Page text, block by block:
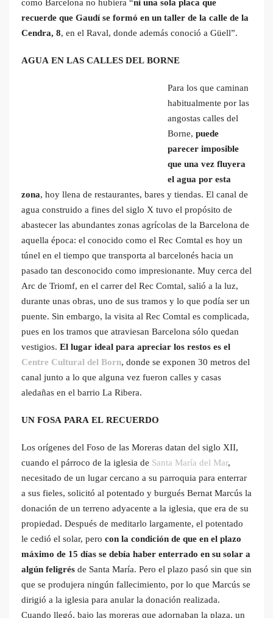
como Barcelona no hubiera “ni una sola placa que
recuerde que Gaudí se formó en un taller de la calle de la
Cendra, 8, en el Raval, donde además conoció a Güell”.
AGUA EN LAS CALLES DEL BORNE
Para los que caminan
habitualmente por las
angostas calles del
Borne, puede
parecer imposible
que una vez fluyera
el agua por esta
zona, hoy llena de restaurantes, bares y tiendas. El canal de
agua construido a fines del siglo X tuvo el propósito de
abastecer las abundantes zonas agrícolas de la Barcelona de
aquella época: el conocido como el Rec Comtal es hoy un
túnel en el tiempo que transporta al barcelonés hacia un
pasado tan desconocido como impresionante. Muy cerca del
Arc de Triomf, en el carrer del Rec Comtal, salió a la luz,
durante unas obras, uno de sus tramos y lo que podía ser un
puente. Sin embargo, la visita al Rec Comtal es complicada,
pues en los tramos que atraviesan Barcelona sólo quedan
vestigios. El lugar ideal para apreciar los restos es el
Centre Cultural del Born, donde se exponen 30 metros del
canal junto a lo que alguna vez fueron calles y casas
aledañas en el barrio La Ribera.
UN FOSA PARA EL RECUERDO
Los orígenes del Foso de las Moreras datan del siglo XII,
cuando el párroco de la iglesia de Santa María del Mar,
necesitado de un lugar cercano a su parroquia para enterrar
a sus fieles, solicitó al potentado y burgués Bernat Marcús la
donación de un terreno adyacente a la iglesia, que era de su
propiedad. Después de meditarlo largamente, el potentado
le cedió el solar, pero con la condición de que en el plazo
máximo de 15 días se debía haber enterrado en su solar a
algún feligrés de Santa María. Pero el plazo pasó sin que sin
que se produjera ningún fallecimiento, por lo que Marcús se
dirigió a la iglesia para anular la donación realizada.
Cuando llegó, bajo las moreras que adornaban la plaza, un